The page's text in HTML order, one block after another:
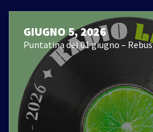
GIUGNO 5, 2026
Puntatina del 01 giugno – Rebus